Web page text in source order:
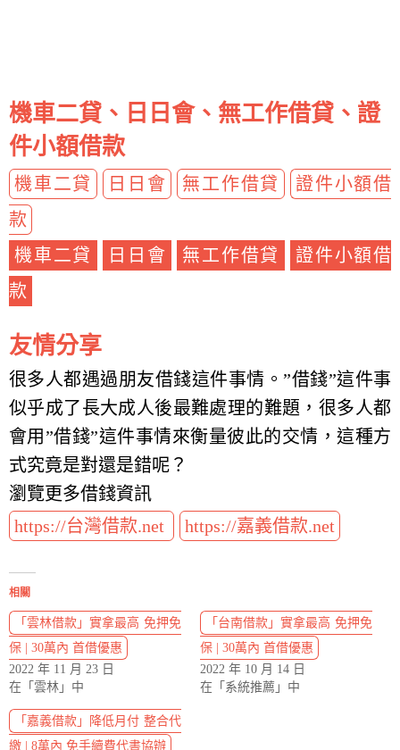
機車二貸、日日會、無工作借貸、證
件小額借款
機車二貸 日日會 無工作借貸
證件小額借
款
機車二貸
日日會 無工作借貸
證件小額借
款
友情分享
很多人都遇過朋友借錢這件事情。”借錢”這件事
似乎成了長大成人後最難處理的難題，很多人都
會用”借錢”這件事情來衡量彼此的交情，這種方
式究竟是對還是錯呢？
瀏覽更多借錢資訊
https://台灣借款.net
https://嘉義借款.net
相關
「雲林借款」實拿最高 免押免
保 | 30萬內 首借優惠
2022 年 11 月 23 日
在「雲林」中
「台南借款」實拿最高 免押免
保 | 30萬內 首借優惠
2022 年 10 月 14 日
在「系統推薦」中
「嘉義借款」降低月付 整合代
繳 | 8萬內 免手續費代書協辦